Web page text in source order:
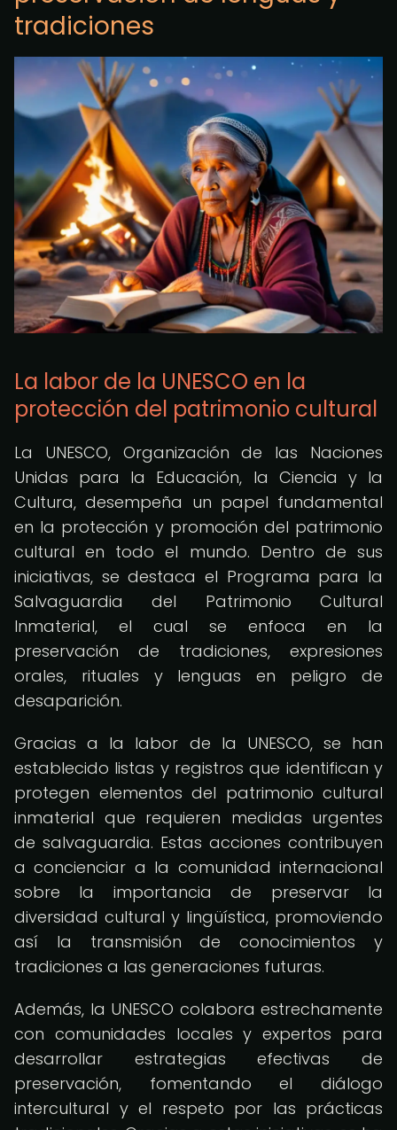
tradiciones
La labor de la UNESCO en la
protección del patrimonio cultural
La UNESCO, Organización de las Naciones
Unidas para la Educación, la Ciencia y la
Cultura, desempeña un papel fundamental
en la protección y promoción del patrimonio
cultural en todo el mundo. Dentro de sus
iniciativas, se destaca el Programa para la
Salvaguardia del Patrimonio Cultural
Inmaterial, el cual se enfoca en la
preservación de tradiciones, expresiones
orales, rituales y lenguas en peligro de
desaparición.
Gracias a la labor de la UNESCO, se han
establecido listas y registros que identifican y
protegen elementos del patrimonio cultural
inmaterial que requieren medidas urgentes
de salvaguardia. Estas acciones contribuyen
a concienciar a la comunidad internacional
sobre la importancia de preservar la
diversidad cultural y lingüística, promoviendo
así la transmisión de conocimientos y
tradiciones a las generaciones futuras.
Además, la UNESCO colabora estrechamente
con comunidades locales y expertos para
desarrollar estrategias efectivas de
preservación, fomentando el diálogo
intercultural y el respeto por las prácticas